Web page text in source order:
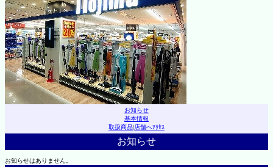
お知らせ
基本情報
取扱商品|店舗へｱｸｾｽ
お知らせ
お知らせはありません。